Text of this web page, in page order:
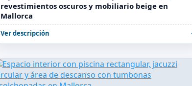
revestimientos oscuros y mobiliario beige en
Mallorca
Ver descripción